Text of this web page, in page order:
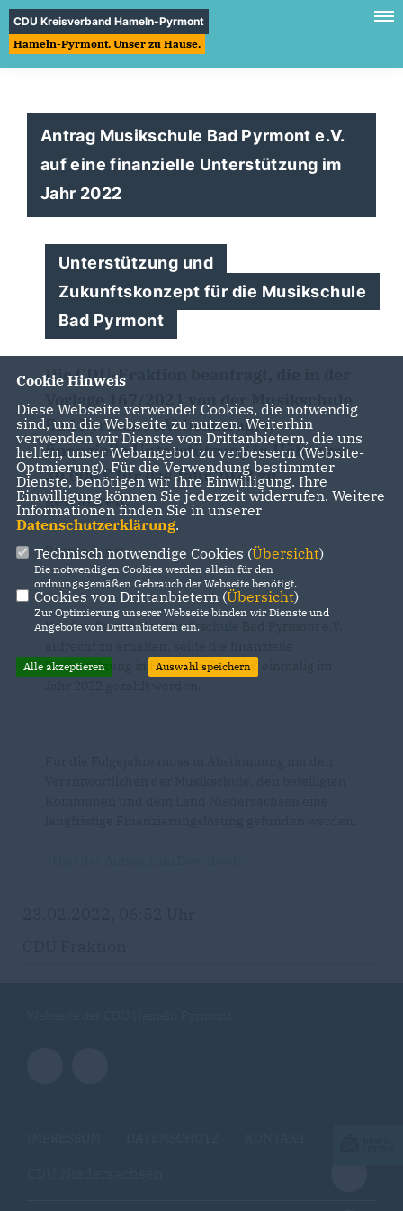
CDU Kreisverband Hameln-Pyrmont
Hameln-Pyrmont. Unser zu Hause.
Antrag Musikschule Bad Pyrmont e.V.
auf eine finanzielle Unterstützung im
Jahr 2022
Unterstützung und
Zukunftskonzept für die Musikschule
Bad Pyrmont
Die CDU-Fraktion beantragt, die in der
Vorlage 167/2021 von der Musikschule
Bad Pyrmont e.V. beantragte,
finanzielle Unterstützung in Höhe von
30.000 € für das Jahr 2022 zu
gewähren.
Begründung:
Um den Betrieb der Musikschule Bad Pyrmont e.V.
Unterstützung in Höhe von 30.000 € einmalig im
Cookie Hinweis
Diese Webseite verwendet Cookies, die notwendig
sind, um die Webseite zu nutzen. Weiterhin
verwenden wir Dienste von Drittanbietern, die uns
helfen, unser Webangebot zu verbessern (Website-
Optmierung). Für die Verwendung bestimmter
Dienste, benötigen wir Ihre Einwilligung. Ihre
Einwilligung können Sie jederzeit widerrufen. Weitere
Informationen finden Sie in unserer
Datenschutzerklärung.
Technisch notwendige Cookies (Übersicht)
Die notwendigen Cookies werden allein für den
ordnungsgemäßen Gebrauch der Webseite benötigt.
Cookies von Drittanbietern (Übersicht)
Zur Optimierung unserer Webseite binden wir Dienste und
Angebote von Drittanbietern ein.
Alle akzeptieren Auswahl speichern